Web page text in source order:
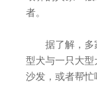
者。
据了解，多家
型犬与一只大
沙发，或者帮忙